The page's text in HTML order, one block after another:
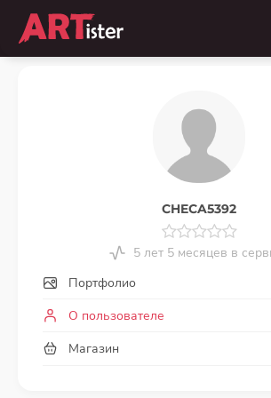
CHECA5392
5 лет 5 месяцев в
Портфолио
О пользователе
Магазин